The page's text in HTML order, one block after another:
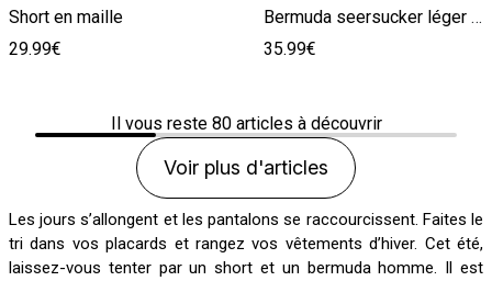
Short en maille
29.99€
Bermuda seersucker léger coton majoritaire rayé
35.99€
Il vous reste 80articles à découvrir
Voir plus d'articles
Les jours s’allongent et les pantalons se raccourcissent. Faites le
tri dans vos placards et rangez vos vêtements d’hiver. Cet été,
laissez-vous tenter par un short et un bermuda homme. Il est